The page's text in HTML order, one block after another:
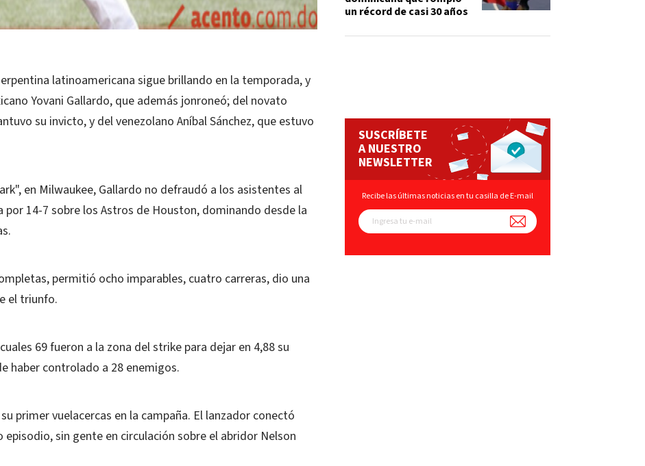
serpentina latinoamericana sigue brillando en la temporada, y
Yovani Gallardo, que además jonroneó; del novato
su invicto, y del venezolano Aníbal Sánchez, que estuvo
en Milwaukee, Gallardo no defraudó a los asistentes al
por 14-7 sobre los Astros de Houston, dominando desde la
permitió ocho imparables, cuatro carreras, dio una
el triunfo.
69 fueron a la zona del strike para dejar en 4,88 su
haber controlado a 28 enemigos.
primer vuelacercas en la campaña. El lanzador conectó
sin gente en circulación sobre el abridor Nelson
un récord de casi 30 años
SUSCRÍBETE
A NUESTRO
NEWSLETTER
Recibe las últimas noticias en tu casilla de E-mail